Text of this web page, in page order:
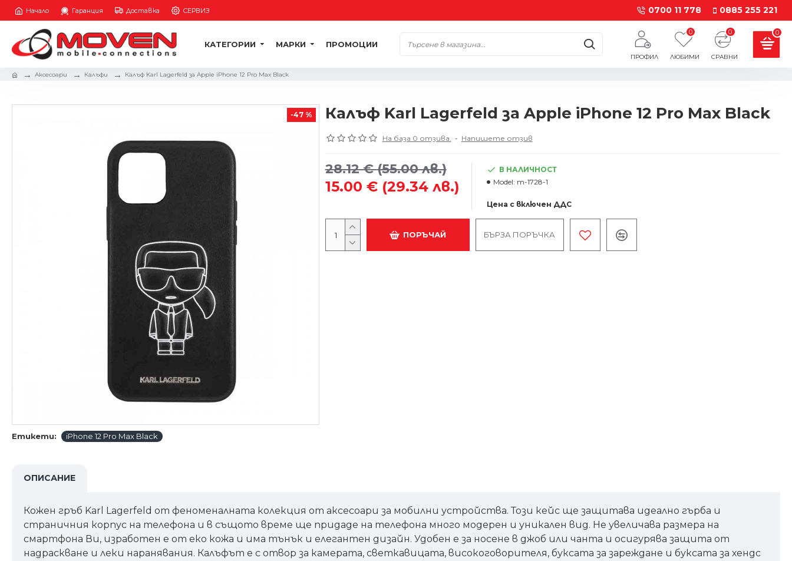
Начало Гаранция Доставка СЕРВИЗ 0700 11 778 0885 255 221
КАТЕГОРИИ МАРКИ ПРОМОЦИИ
ПРОФИЛ ЛЮБИМИ
0
СРАВНИ
0 0
Аксесоари Калъфи Калъф Karl Lagerfeld за Apple iPhone 12 Pro Max Black
-47 %
Етикети: iPhone 12 Pro Max Black
Калъф Karl Lagerfeld за Apple iPhone 12 Pro Max Black
На база 0 отзива. - Напишете отзив
15.00 € (29.34 лв.)
28.12 €(55.00 лв.)
В НАЛИЧНОСТ
Model: m-1728-1
Цена с включен ДДС
ПОРЪЧАЙ БЪРЗА ПОРЪЧКА
ОПИСАНИЕ
Кожен гръб Karl Lagerfeld от феноменалната колекция от аксесоари за мобилни устройства. Този кейс ще защитава идеално гърба и
страничния корпус на телефона и в същото време ще придаде на телефона много модерен и уникален вид. Не увеличава размера на
смартфона Ви, изработен е от еко кожа и има тънък и елегантен дизайн. Удобен е за носене в джоб или чанта и осигурява защита от
надраскване и леки наранявания. Калъфът е с отвор за камерата, светкавицата, високоговорителя, буксата за зареждане и буксата за хендс